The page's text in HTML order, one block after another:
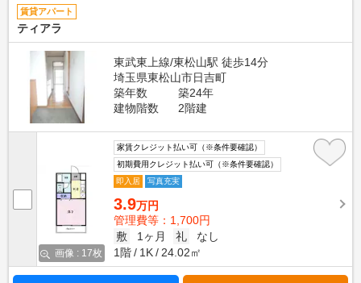
賃貸アパート
ティアラ
東武東上線/東松山駅 徒歩14分
埼玉県東松山市日吉町
築年数
築24年
建物階数
2階建
画像 : 17枚
家賃クレジット払い可（※条件要確認）
初期費用クレジット払い可（※条件要確認）
即入居
写真充実
3.9万円
管理費等：1,700円
敷
1ヶ月 礼
なし
1階
1K 24.02㎡